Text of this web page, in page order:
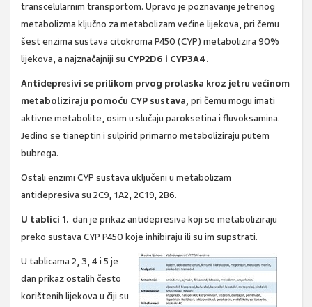
transcelularnim transportom. Upravo je poznavanje jetrenog
metabolizma ključno za metabolizam većine lijekova, pri čemu
šest enzima sustava citokroma P450 (CYP) metabolizira 90%
lijekova, a najznačajniji su CYP2D6 i CYP3A4.
Antidepresivi se prilikom prvog prolaska kroz jetru većinom
metaboliziraju pomoću CYP sustava, pri čemu mogu imati
aktivne metabolite, osim u slučaju paroksetina i fluvoksamina.
Jedino se tianeptin i sulpirid primarno metaboliziraju putem
bubrega.
Ostali enzimi CYP sustava uključeni u metabolizam
antidepresiva su 2C9, 1A2, 2C19, 2B6.
U tablici 1. dan je prikaz antidepresiva koji se metaboliziraju
preko sustava CYP P450 koje inhibiraju ili su im supstrati.
U tablicama 2, 3, 4 i 5 je
dan prikaz ostalih često
korištenih lijekova u čiji su